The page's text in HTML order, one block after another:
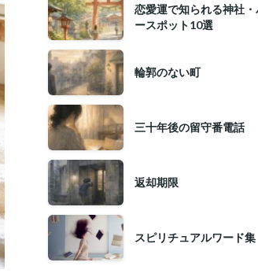
恋愛運で知られる神社・
ースポット10選
輪郭のない町
三十年後の留守番電話
返却期限
スピリチュアルワード集